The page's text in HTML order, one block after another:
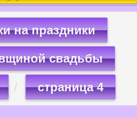
на праздники
свадьбы
страница 4